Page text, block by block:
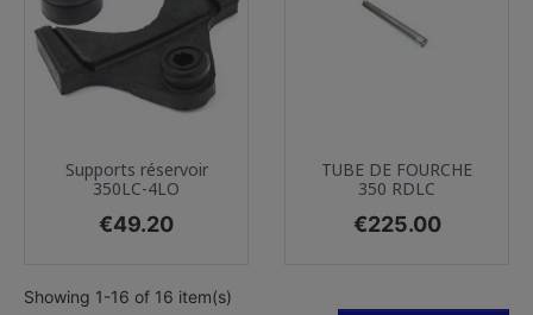
Supports réservoir
350LC-4LO
Price
€49.20
TUBE DE FOURCHE
350 RDLC
Price
€225.00
Showing 1-16 of 16 item(s)